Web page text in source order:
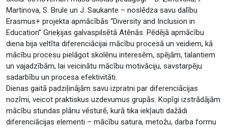
Martinova, S. Brule un J. Saukante – noslēdza savu dalību
Erasmus+ projekta apmācībās “Diversity and Inclusion in
Education” Grieķijas galvaspilsētā Atēnās. Pēdējā apmācību
diena bija veltīta diferenciācijai mācību procesā un veidiem, kā
mācību procesu pielāgot skolēnu interesēm, spējām, talantiem
un vajadzībām, lai veicinātu mācību motivāciju, savstarpēju
sadarbību un procesa efektivitāti.
Dienas gaitā padziļinājām savu izpratni par diferenciācijas
nozīmi, veicot praktiskus uzdevumus grupās. Kopīgi izstrādājām
mācību stundas plānu vēsturē, kurā tika iekļauti dažādi
diferenciācijas elementi – mācību satura, metožu, darba formu